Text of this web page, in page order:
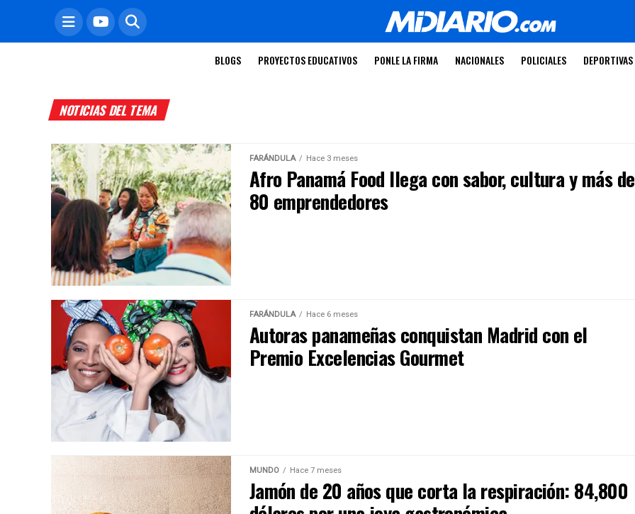
BLOGS PROYECTOS EDUCATIVOS PONLE LA FIRMA NACIONALES POLICIALES DEPORTIVAS
NOTICIAS DEL TEMA
FARÁNDULA Hace 3 meses
Afro Panamá Food llega con sabor, cultura y más de
80 emprendedores
FARÁNDULA Hace 6 meses
Autoras panameñas conquistan Madrid con el
Premio Excelencias Gourmet
MUNDO Hace 7 meses
Jamón de 20 años que corta la respiración: 84,800